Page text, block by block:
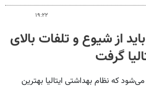
۱۹:۲۲
از شیوع و تلفات بالای
که نظام بهداشتی ایتالیا بهترین